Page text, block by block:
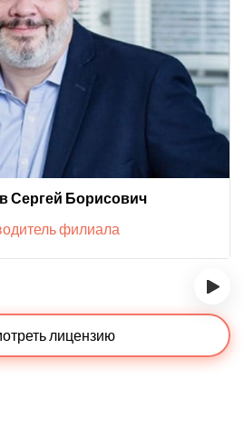
Сергей Борисович
филиала
›
лицензию